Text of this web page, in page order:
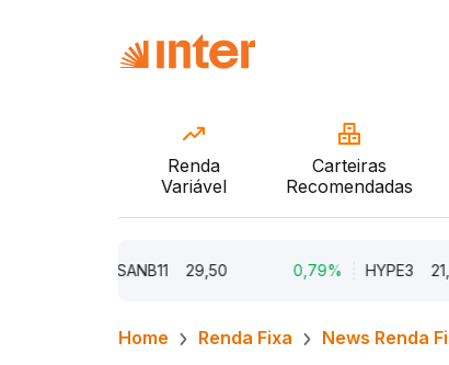
Renda
Variável
Carteiras
Recomendadas
29,50 HYPE3 21,44
Home Renda Fixa News Renda